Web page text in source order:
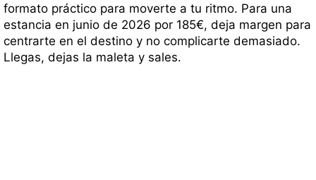
formato práctico para moverte a tu ritmo. Para una
estancia en junio de 2026 por 185€, deja margen para
centrarte en el destino y no complicarte demasiado.
Llegas, dejas la maleta y sales.